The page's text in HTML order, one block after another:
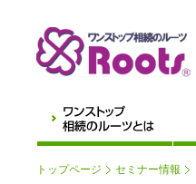
トップページ セミナー情報